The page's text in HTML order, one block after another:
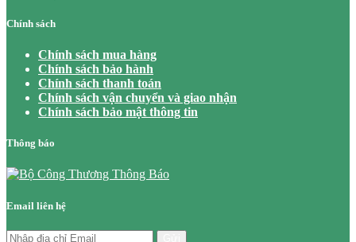
Chính sách
Chính sách mua hàng
Chính sách bảo hành
Chính sách thanh toán
Chính sách vận chuyển và giao nhận
Chính sách bảo mật thông tin
Thông báo
Email liên hệ